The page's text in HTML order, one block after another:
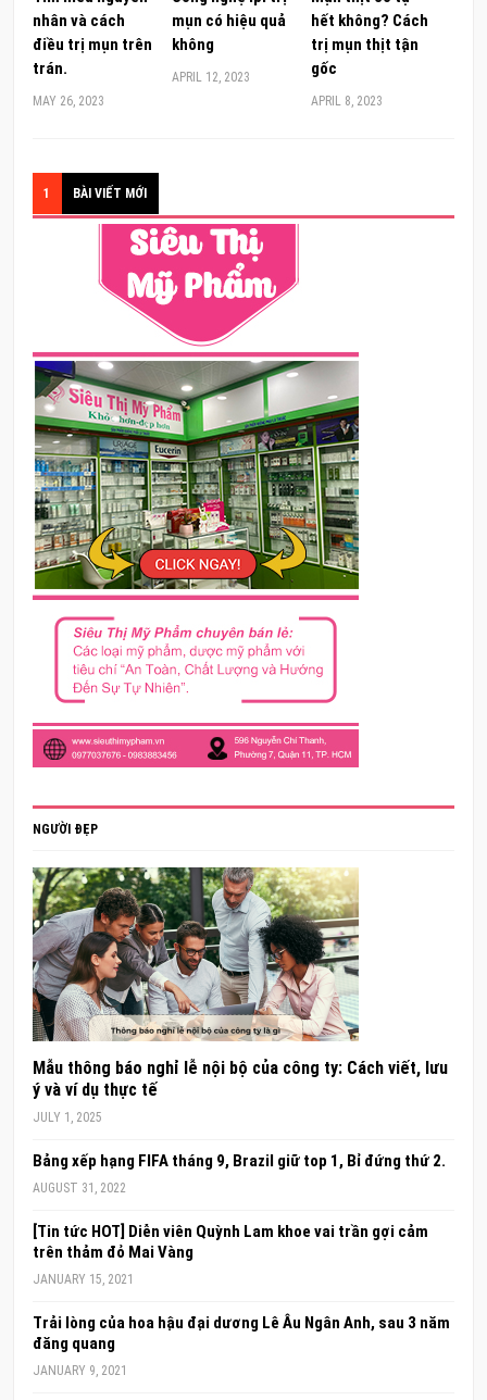
nhân và cách
điều trị mụn trên
trán.
MAY 26, 2023
mụn có hiệu quả
không
APRIL 12, 2023
hết không? Cách
trị mụn thịt tận
gốc
APRIL 8, 2023
1 BÀI VIẾT MỚI
NGƯỜI ĐẸP
Mẫu thông báo nghỉ lễ nội bộ của công ty: Cách viết, lưu
ý và ví dụ thực tế
JULY 1, 2025
Bảng xếp hạng FIFA tháng 9, Brazil giữ top 1, Bỉ đứng thứ 2.
AUGUST 31, 2022
[Tin tức HOT] Diễn viên Quỳnh Lam khoe vai trần gợi cảm
trên thảm đỏ Mai Vàng
JANUARY 15, 2021
Trải lòng của hoa hậu đại dương Lê Âu Ngân Anh, sau 3 năm
đăng quang
JANUARY 9, 2021